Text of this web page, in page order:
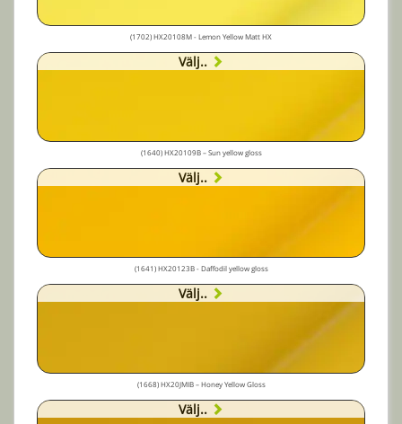
(1702) HX20108M - Lemon Yellow Matt HX
Välj..
(1640) HX20109B – Sun yellow gloss
Välj..
(1641) HX20123B - Daffodil yellow gloss
Välj..
(1668) HX20JMIB – Honey Yellow Gloss
Välj..